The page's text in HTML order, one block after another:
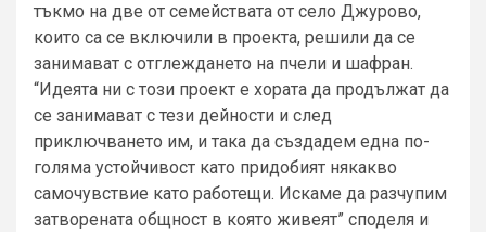
тъкмо на две от семействата от село Джурово,
които са се включили в проекта, решили да се
занимават с отглеждането на пчели и шафран.
“Идеята ни с този проект е хората да продължат да
се занимават с тези дейности и след
приключването им, и така да създадем една по-
голяма устойчивост като придобият някакво
самочувствие като работещи. Искаме да разчупим
затворената общност в която живеят” споделя и